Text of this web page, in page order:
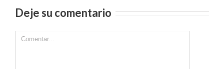
Deje su comentario
Comment